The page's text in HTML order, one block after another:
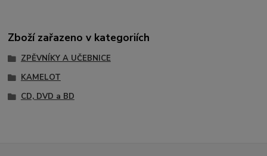
Zboží zařazeno v kategoriích
ZPĚVNÍKY A UČEBNICE
KAMELOT
CD, DVD a BD